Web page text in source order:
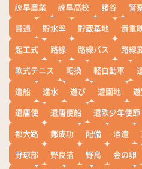
諫早農業
諫早高校 諸谷 警
貫通
貯水率 貯蔵基地 貴重
起工式
路線 路線バス 路線
軟式テニス
転換 軽自動車
造船
進水 遊び 遊園地
遣唐使
遣唐使船 遣欧少年使節
都大路
鄭成功 配備 酒造
野球部
野良猫 野鳥 金の卵